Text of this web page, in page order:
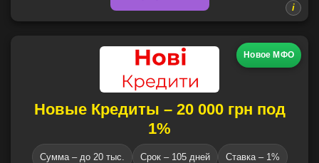
Новое МФО
Новые Кредиты – 20 000 грн под
1%
Сумма – до 20 тыс. Срок – 105 дней Ставка – 1%